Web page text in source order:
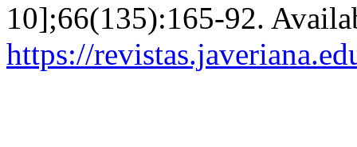
10];66(135):165-92.
https://